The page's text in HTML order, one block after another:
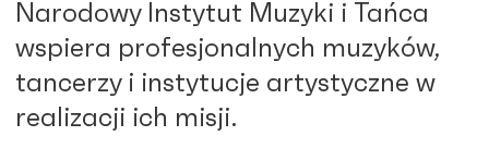
Narodowy Instytut Muzyki i Tańca
wspiera profesjonalnych muzyków,
tancerzy i instytucje artystyczne w
realizacji ich misji.